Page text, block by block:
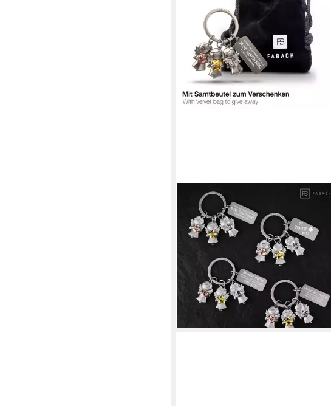
FABACH
Schlüsselanhänger Schutzengel "3
Stars" mit Gravur "Fahre nie
schneller als..."
14,90 €
lieferbar - in 3-4 Werktagen bei dir